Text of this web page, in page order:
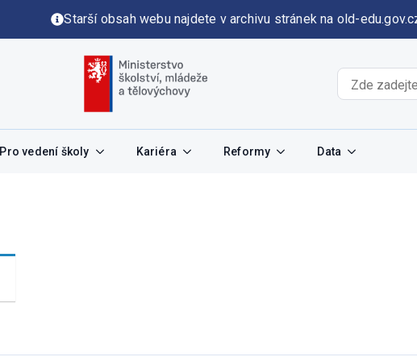
Starší obsah webu najdete v archivu stránek na old-
Pro vedení školy Kariéra Reformy Data